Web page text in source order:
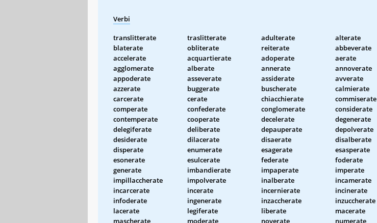
Verbi
translitterate traslitterate adulterate
alterate
blaterate
obliterate reiterate
abbeverate
accelerate
acquartierate adoperate
aerate
agglomerate
alberate annerate
annoverate
appoderate
asseverate assiderate
avverate
azzerate
buggerate buscherate
calmierate
carcerate
cerate chiacchierate
commiserate
comperate
confederate conglomerate
considerate
contemperate
cooperate decelerate
degenerate
delegiferate
deliberate depauperate
depolverate
desiderate
dilacerate disaerate
disalberate
disperate
enumerate esagerate
esasperate
esonerate
esulcerate federate
foderate
generate
imbandierate impaperate
imperate
impillaccherate
impolverate inalberate
incamerate
incarcerate
incerate incernierate
incinerate
infoderate
ingenerate inzaccherate
inzuccherate
lacerate
legiferate liberate
macerate
mascherate
moderate noverate
numerate